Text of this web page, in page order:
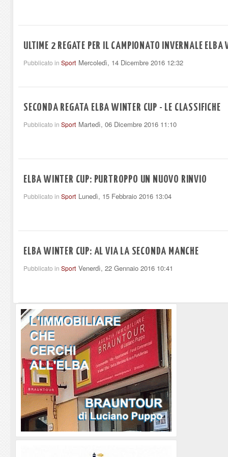
ULTIME 2 REGATE PER IL CAMPIONATO INVERNALE ELBA
Pubblicato in Sport Mercoledì, 14 Dicembre 2016 12:32
SECONDA REGATA ELBA WINTER CUP - LE CLASSIFICHE
Pubblicato in Sport Martedì, 06 Dicembre 2016 11:10
ELBA WINTER CUP: PURTROPPO UN NUOVO RINVIO
Pubblicato in Sport Lunedì, 15 Febbraio 2016 13:04
ELBA WINTER CUP: AL VIA LA SECONDA MANCHE
Pubblicato in Sport Venerdì, 22 Gennaio 2016 10:41